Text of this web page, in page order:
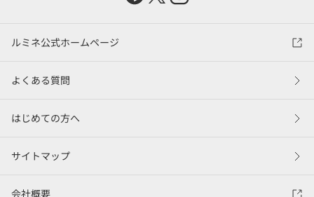
ルミネ公式ホームページ
よくある質問
はじめての方へ
サイトマップ
会社概要